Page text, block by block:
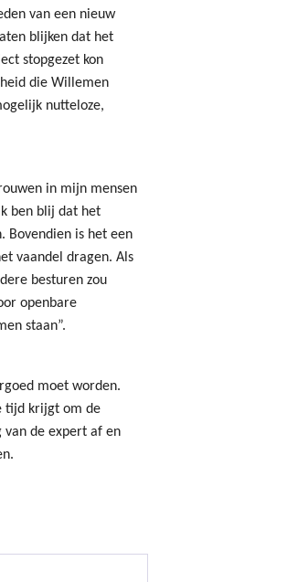
van een nieuw
blijken dat het
stopgezet kon
die Willemen
nutteloze,
in mijn mensen
ben blij dat het
Bovendien is het een
vaandel dragen. Als
besturen zou
openbare
staan”.
moet worden.
tijd krijgt om de
van de expert af en